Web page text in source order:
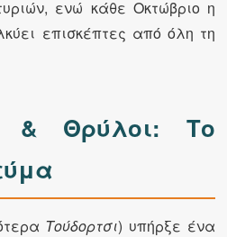
ενώ κάθε Οκτώβριο η
επισκέπτες από όλη τη
& Θρύλοι: Το
Τούδορτσι) υπήρξε ένα